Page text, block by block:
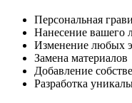
Персональная
Нанесение вашего
Изменение любых
Замена материалов
Добавление
Разработка